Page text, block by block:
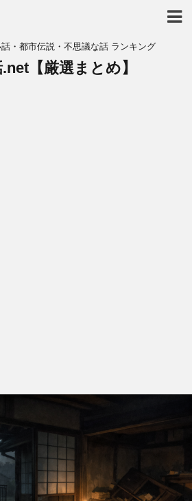
・都市伝説・不思議な話 ランキング
【厳選まとめ】